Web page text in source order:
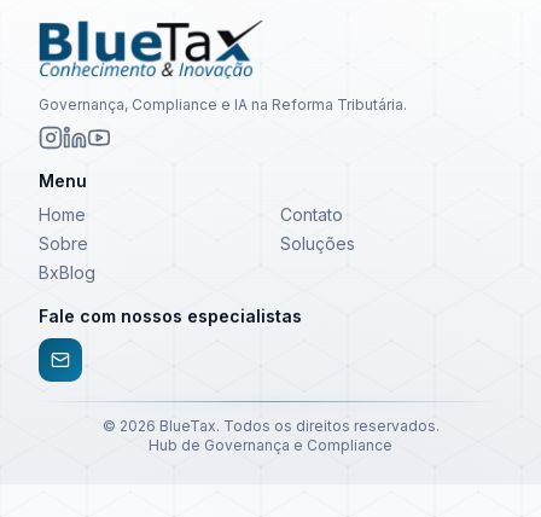
Governança, Compliance e IA na Reforma Tributária.
Menu
Home
Contato
Sobre
Soluções
BxBlog
Fale com nossos especialistas
© 2026 BlueTax. Todos os direitos reservados.
Hub de Governança e Compliance